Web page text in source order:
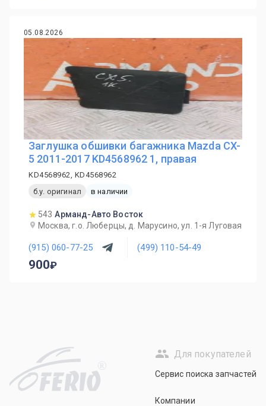
05.08.2026
Заглушка обшивки багажника Mazda CX-
5 2011-2017 KD4568962 1, правая
KD4568962, KD4568962
б.у. оригинал
в наличии
543 Арманд-Авто Восток
Москва, г.о. Люберцы, д. Марусино, ул. 1-я Луговая
(915) 060-77-25 (499) 110-54-49
900
R
Для покупателей
Сервис поиска запчастей
Компании